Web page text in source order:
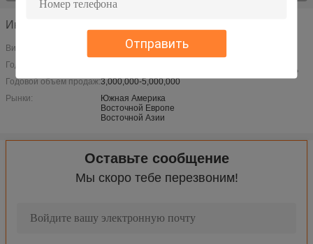
Отправить
Информация о компании
Вид бизнеса:
Год основания:
Годовой объем продаж:3,000,000-5,000,000
Рынки:
Южная Америка
Восточной Европе
Восточной Азии
Оставьте сообщение
Мы скоро тебе перезвоним!
4" 5" круглый тип твердость метра Мико фильма 3